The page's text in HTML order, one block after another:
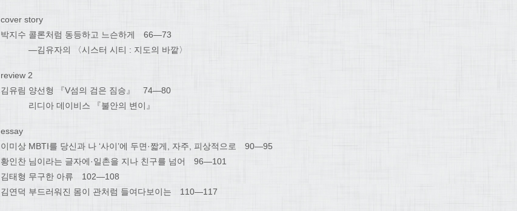
cover story
박지수 콜론처럼 동등하고 느슨하게 66―73
―김유자의 〈시스터 시티 : 지도의 바깥〉
review 2
김유림 양선형 『V섬의 검은 짐승』 74―80
리디아 데이비스 『불안의 변이』
essay
이미상 MBTI를 당신과 나 ‘사이’에 두면·짧게, 자주, 피상적으로 90―95
황인찬 님이라는 글자에·일촌을 지나 친구를 넘어 96―101
김태형 무구한 아류 102―108
김연덕 부드러워진 몸이 관처럼 들여다보이는 110―117